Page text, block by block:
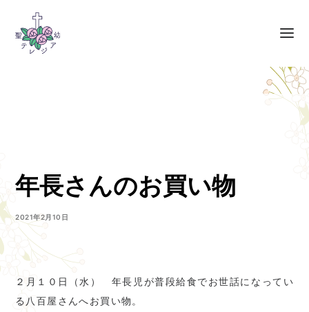
年長さんのお買い物
2021年2月10日
２月１０日（水） 年長児が普段給食でお世話になってい
る八百屋さんへお買い物。